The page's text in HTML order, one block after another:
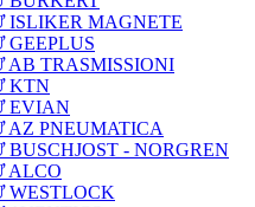
ISLIKER MAGNETE
AB TRASMISSIONI
KTN
EVIAN
AZ PNEUMATICA
- NORGREN
ALCO
WESTLOCK